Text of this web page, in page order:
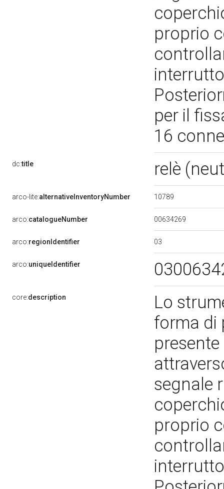
proprio
per il
16
dc:title relè
arco-lite:alternativeInventoryNumber 10789
arco:catalogueNumber 00634269
arco:regionIdentifier 03
arco:uniqueIdentifier
core:description
Lo
forma di
segnale
proprio